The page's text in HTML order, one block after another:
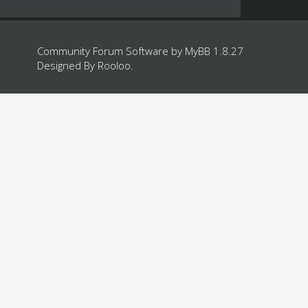
Community Forum Software by MyBB 1.8.27
Designed By Rooloo.